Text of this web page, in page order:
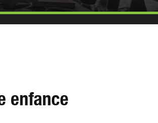
enfance